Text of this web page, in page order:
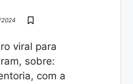
viral para
sobre:
com a